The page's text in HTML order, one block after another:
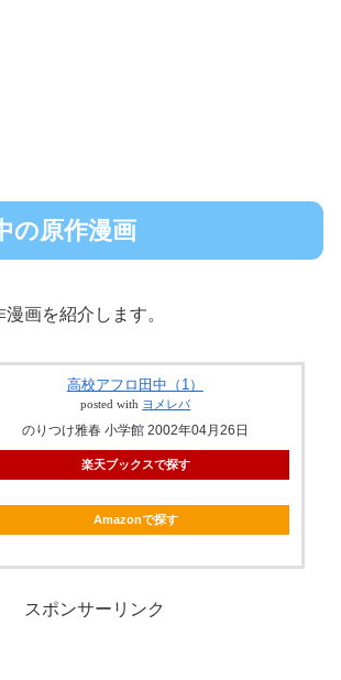
の原作漫画
画を紹介します。
高校アフロ田中（1）
posted with ヨメレバ
のりつけ雅春 小学館 2002年04月26日
楽天ブックスで探す
Amazonで探す
スポンサーリンク